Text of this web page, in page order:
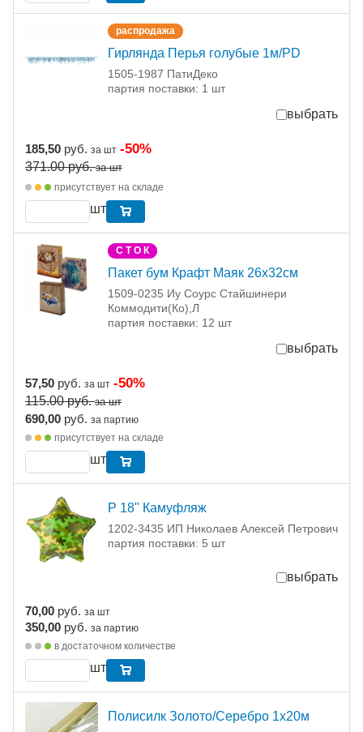
распродажа
Гирлянда Перья голубые 1м/PD
1505-1987 ПатиДеко
партия поставки: 1 шт
выбрать
185,50 руб. за шт -50%
371.00руб. за шт
присутствует на складе
шт
С Т О К
Пакет бум Крафт Маяк 26х32см
1509-0235 Иу Соурс Стайшинери
Коммодити(Ко),Л
партия поставки: 12 шт
выбрать
57,50 руб. за шт -50%
115.00руб. за шт
690,00 руб. за партию
присутствует на складе
шт
Р 18" Камуфляж
1202-3435 ИП Николаев Алексей Петрович
партия поставки: 5 шт
выбрать
70,00 руб. за шт
350,00 руб. за партию
в достаточном количестве
шт
Полисилк Золото/Серебро 1х20м